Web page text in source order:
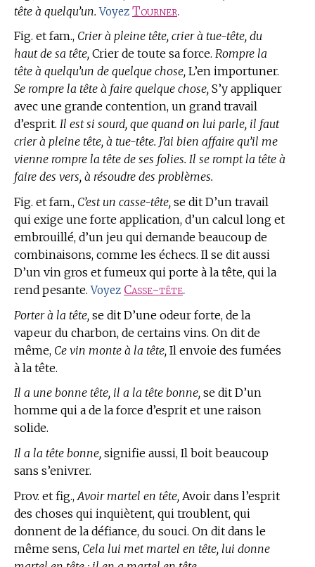
tête à quelqu’un. Voyez Tourner.
Fig. et fam., Crier à pleine tête, crier à tue-tête, du
haut de sa tête, Crier de toute sa force. Rompre la
tête à quelqu’un de quelque chose, L’en importuner.
Se rompre la tête à faire quelque chose, S’y appliquer
avec une grande contention, un grand travail
d’esprit. Il est si sourd, que quand on lui parle, il faut
crier à pleine tête, à tue-tête. J’ai bien affaire qu’il me
vienne rompre la tête de ses folies. Il se rompt la tête à
faire des vers, à résoudre des problèmes.
Fig. et fam., C’est un casse-tête, se dit D’un travail
qui exige une forte application, d’un calcul long et
embrouillé, d’un jeu qui demande beaucoup de
combinaisons, comme les échecs. Il se dit aussi
D’un vin gros et fumeux qui porte à la tête, qui la
rend pesante.Voyez Casse-tête.
Porter à la tête, se dit D’une odeur forte, de la
vapeur du charbon, de certains vins. On dit de
même, Ce vin monte à la tête, Il envoie des fumées
à la tête.
Il a une bonne tête, il a la tête bonne, se dit D’un
homme qui a de la force d’esprit et une raison
solide.
Il a la tête bonne, signifie aussi, Il boit beaucoup
sans s’enivrer.
Prov. et fig., Avoir martel en tête, Avoir dans l’esprit
des choses qui inquiètent, qui troublent, qui
donnent de la défiance, du souci. On dit dans le
même sens, Cela lui met martel en tête, lui donne